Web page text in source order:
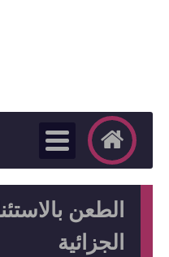
الطعن
الجزائية